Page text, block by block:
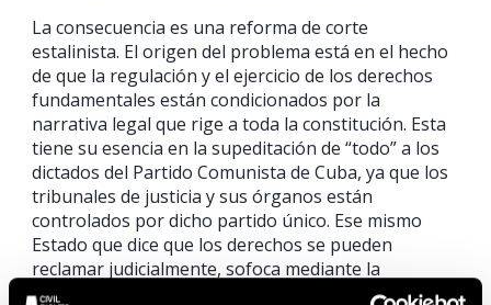
La consecuencia es una reforma de corte
estalinista. El origen del problema está en el hecho
de que la regulación y el ejercicio de los derechos
fundamentales están condicionados por la
narrativa legal que rige a toda la constitución. Esta
tiene su esencia en la supeditación de “todo” a los
dictados del Partido Comunista de Cuba, ya que los
tribunales de justicia y sus órganos están
controlados por dicho partido único. Ese mismo
Estado que dice que los derechos se pueden
reclamar judicialmente, sofoca mediante la
represión y la exclusión su ejercicio y reclamo.